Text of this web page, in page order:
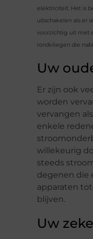
elektriciteit. Het is
uitschakelen als er
voorzichtig uit met
rondvliegen die
Uw
Er zijn ook
worden
vervangen
enkele
willekeurig
steeds
degenen die
apparaten
blijven.
Uw